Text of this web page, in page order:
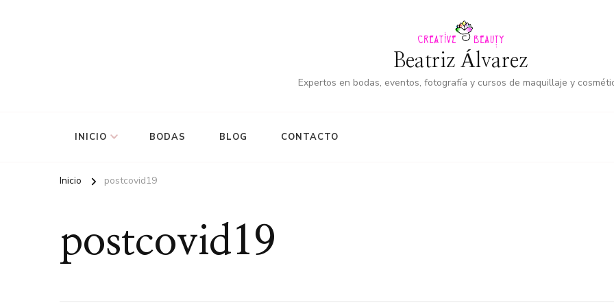
Beatriz Álvarez
Expertos en bodas, eventos, fotografía y cursos de maquillaje y
INICIO BODAS BLOG CONTACTO
Inicio postcovid19
postcovid19